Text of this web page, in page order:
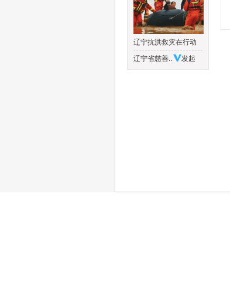
辽宁抗洪救灾在行动
辽宁省慈善..
发起